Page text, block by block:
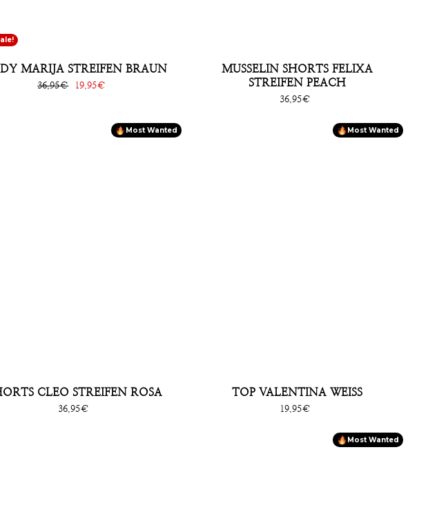
MARIJA STREIFEN BRAUN
Normaler
36,95€ Sonderpreis
19,95€
MUSSELIN SHORTS FELIXA
STREIFEN PEACH
Sonderpreis
36,95€
Most Wanted
CLEO STREIFEN ROSA
Sonderpreis
36,95€
Most Wanted
TOP VALENTINA WEISS
Sonderpreis
19,95€
Most Wanted